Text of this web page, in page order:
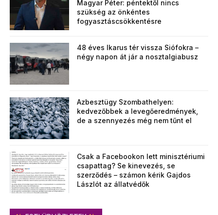
Magyar Péter: péntektől nincs
szükség az önkéntes
fogyasztáscsökkentésre
48 éves Ikarus tér vissza Siófokra –
négy napon át jár a nosztalgiabusz
Azbesztügy Szombathelyen:
kedvezőbbek a levegőeredmények,
de a szennyezés még nem tűnt el
Csak a Facebookon lett minisztériumi
csapattag? Se kinevezés, se
szerződés – számon kérik Gajdos
Lászlót az állatvédők